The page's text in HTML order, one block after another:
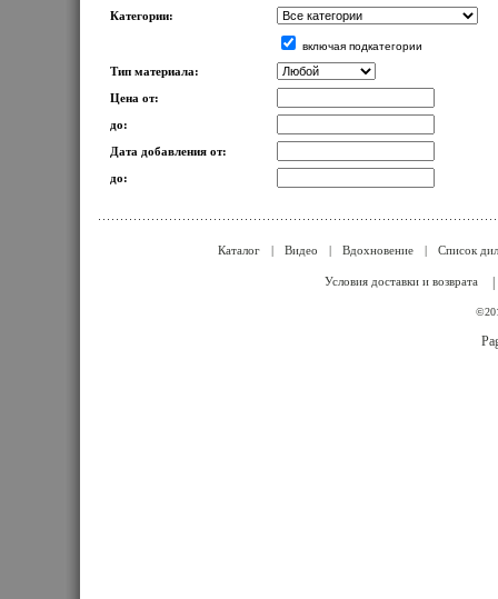
Категории:
включая подкатегории
Тип материала:
Цена от:
до:
Дата добавления от:
до:
Каталог | Видео | Вдохновение | Список
Условия доставки и возврата